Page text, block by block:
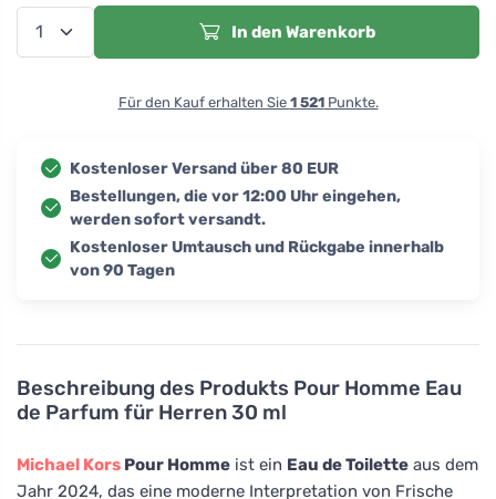
Beschreibung des Produkts Pour Homme Eau
de Parfum für Herren 30 ml
Michael Kors Pour Homme ist ein Eau de Toilette aus dem
Jahr 2024, das eine moderne Interpretation von Frische
In den Warenkorb
Für den Kauf erhalten Sie 1 521Punkte.
Kostenloser Versand über 80 EUR
Bestellungen, die vor 12:00 Uhr eingehen,
werden sofort versandt.
Kostenloser Umtausch und Rückgabe innerhalb
von 90 Tagen